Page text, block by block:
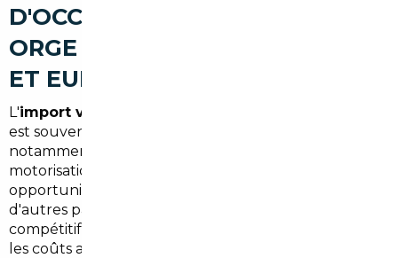
D'OCCASION À MORSANG-SUR-
ORGE : ALLEMAGNE, BELGIQUE
ET EUROPE
L'import voiture Allemagne Morsang-sur-Orge
est souvent synonyme d'économies et de large choix,
notamment pour les modèles premium et les
motorisations spécifiques. La Belgique offre des
opportunités sur les faibles kilométrages, tandis que
d'autres pays européens peuvent proposer des tarifs
compétitifs. Comparer les prix et prendre en compte
les coûts annexes (TVA, transport, conformité)